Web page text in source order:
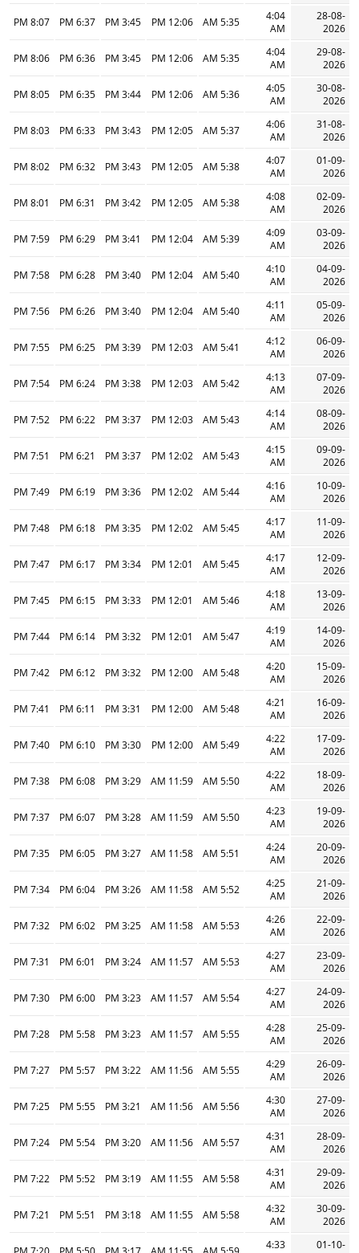
28-08-
2026
4:04
AM
5:35 AM
12:06 PM
3:45 PM
6:37 PM
8:07 PM
29-08-
2026
4:04
AM
5:35 AM
12:06 PM
3:45 PM
6:36 PM
8:06 PM
30-08-
2026
4:05
AM
5:36 AM
12:06 PM
3:44 PM
6:35 PM
8:05 PM
31-08-
2026
4:06
AM
5:37 AM
12:05 PM
3:43 PM
6:33 PM
8:03 PM
01-09-
2026
4:07
AM
5:38 AM
12:05 PM
3:43 PM
6:32 PM
8:02 PM
02-09-
2026
4:08
AM
5:38 AM
12:05 PM
3:42 PM
6:31 PM
8:01 PM
03-09-
2026
4:09
AM
5:39 AM
12:04 PM
3:41 PM
6:29 PM
7:59 PM
04-09-
2026
4:10
AM
5:40 AM
12:04 PM
3:40 PM
6:28 PM
7:58 PM
05-09-
2026
4:11
AM
5:40 AM
12:04 PM
3:40 PM
6:26 PM
7:56 PM
06-09-
2026
4:12
AM
5:41 AM
12:03 PM
3:39 PM
6:25 PM
7:55 PM
07-09-
2026
4:13
AM
5:42 AM
12:03 PM
3:38 PM
6:24 PM
7:54 PM
08-09-
2026
4:14
AM
5:43 AM
12:03 PM
3:37 PM
6:22 PM
7:52 PM
09-09-
2026
4:15
AM
5:43 AM
12:02 PM
3:37 PM
6:21 PM
7:51 PM
10-09-
2026
4:16
AM
5:44 AM
12:02 PM
3:36 PM
6:19 PM
7:49 PM
11-09-
2026
4:17
AM
5:45 AM
12:02 PM
3:35 PM
6:18 PM
7:48 PM
12-09-
2026
4:17
AM
5:45 AM
12:01 PM
3:34 PM
6:17 PM
7:47 PM
13-09-
2026
4:18
AM
5:46 AM
12:01 PM
3:33 PM
6:15 PM
7:45 PM
14-09-
2026
4:19
AM
5:47 AM
12:01 PM
3:32 PM
6:14 PM
7:44 PM
15-09-
2026
4:20
AM
5:48 AM
12:00 PM
3:32 PM
6:12 PM
7:42 PM
16-09-
2026
4:21
AM
5:48 AM
12:00 PM
3:31 PM
6:11 PM
7:41 PM
17-09-
2026
4:22
AM
5:49 AM
12:00 PM
3:30 PM
6:10 PM
7:40 PM
18-09-
2026
4:22
AM
5:50 AM
11:59 AM
3:29 PM
6:08 PM
7:38 PM
19-09-
2026
4:23
AM
5:50 AM
11:59 AM
3:28 PM
6:07 PM
7:37 PM
20-09-
2026
4:24
AM
5:51 AM
11:58 AM
3:27 PM
6:05 PM
7:35 PM
21-09-
2026
4:25
AM
5:52 AM
11:58 AM
3:26 PM
6:04 PM
7:34 PM
22-09-
2026
4:26
AM
5:53 AM
11:58 AM
3:25 PM
6:02 PM
7:32 PM
23-09-
2026
4:27
AM
5:53 AM
11:57 AM
3:24 PM
6:01 PM
7:31 PM
24-09-
2026
4:27
AM
5:54 AM
11:57 AM
3:23 PM
6:00 PM
7:30 PM
25-09-
2026
4:28
AM
5:55 AM
11:57 AM
3:23 PM
5:58 PM
7:28 PM
26-09-
2026
4:29
AM
5:55 AM
11:56 AM
3:22 PM
5:57 PM
7:27 PM
27-09-
2026
4:30
AM
5:56 AM
11:56 AM
3:21 PM
5:55 PM
7:25 PM
28-09-
2026
4:31
AM
5:57 AM
11:56 AM
3:20 PM
5:54 PM
7:24 PM
29-09-
2026
4:31
AM
5:58 AM
11:55 AM
3:19 PM
5:52 PM
7:22 PM
30-09-
2026
4:32
AM
5:58 AM
11:55 AM
3:18 PM
5:51 PM
7:21 PM
01-10-
4:33